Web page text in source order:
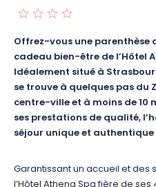
Offrez-vous une parenthèse
cadeau bien-être de l’Hôtel
Idéalement situé à
se trouve à quelques pas du
centre-villeet à moins de 10
ses prestations de qualité,
séjour unique et authentique
Garantissant un accueil et des